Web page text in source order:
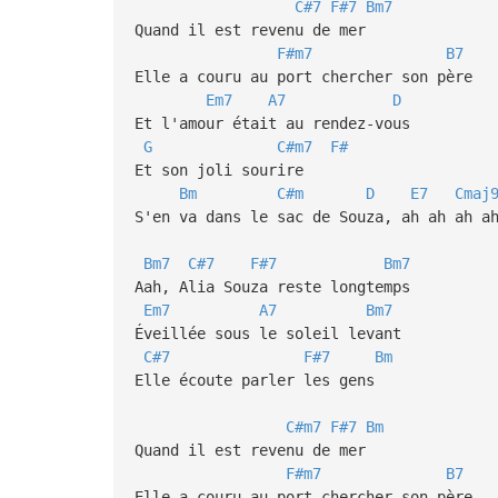
C#7 F#7 Bm7
Quand il est revenu de mer
F#m7
B7
Elle a couru au port chercher son père
Em7
A7
D
Et l'amour était au rendez-vous
G
C#m7
F#
Et son joli sourire
Bm
C#m D E7
Cmaj9
S'en va dans le sac de Souza, ah ah ah ah
Bm7 C#7 F#7
Bm7
Aah, Alia Souza reste longtemps
Em7
A7
Bm7
Éveillée sous le soleil levant
C#7
F#7
Bm
Elle écoute parler les gens
C#m7 F#7 Bm
Quand il est revenu de mer
F#m7
B7